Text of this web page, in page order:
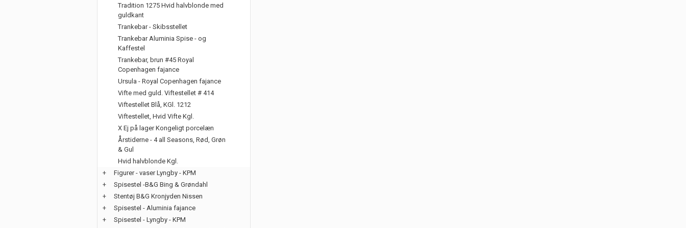
Tradition 1275 Hvid halvblonde med
guldkant
Trankebar - Skibsstellet
Trankebar Aluminia Spise - og
Kaffestel
Trankebar, brun #45 Royal
Copenhagen fajance
Ursula - Royal Copenhagen fajance
Vifte med guld. Viftestellet # 414
Viftestellet Blå, KGl. 1212
Viftestellet, Hvid Vifte Kgl.
X Ej på lager Kongeligt porcelæn
Årstiderne - 4 all Seasons, Rød, Grøn
& Gul
Hvid halvblonde Kgl.
+
Figurer - vaser Lyngby - KPM
+
Spisestel -B&G Bing & Grøndahl
+
Stentøj B&G Kronjyden Nissen
+
Spisestel - Aluminia fajance
+
Spisestel - Lyngby - KPM